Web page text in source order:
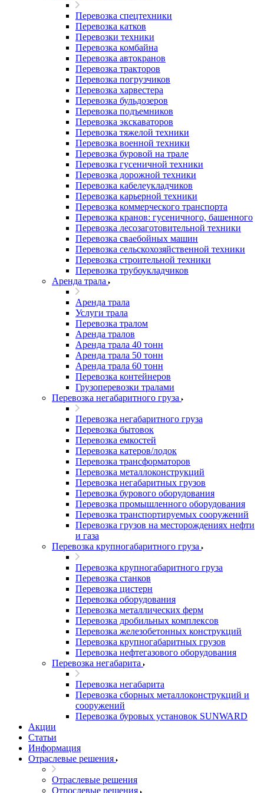
Перевозка спецтехники
Перевозка катков
Перевозки техники
Перевозка комбайна
Перевозка автокранов
Перевозка тракторов
Перевозка погрузчиков
Перевозка харвестера
Перевозка бульдозеров
Перевозка подъемников
Перевозка экскаваторов
Перевозка тяжелой техники
Перевозка военной техники
Перевозка буровой на трале
Перевозка гусеничной техники
Перевозка дорожной техники
Перевозка кабелеукладчиков
Перевозка карьерной техники
Перевозка коммерческого транспорта
Перевозка кранов: гусеничного, башенного
Перевозка лесозаготовительной техники
Перевозка сваебойных машин
Перевозка сельскохозяйственной техники
Перевозка строительной техники
Перевозка трубоукладчиков
Аренда трала
Аренда трала
Услуги трала
Перевозка тралом
Аренда тралов
Аренда трала 40 тонн
Аренда трала 50 тонн
Аренда трала 60 тонн
Перевозка контейнеров
Грузоперевозки тралами
Перевозка негабаритного груза
Перевозка негабаритного груза
Перевозка бытовок
Перевозка емкостей
Перевозка катеров/лодок
Перевозка трансформаторов
Перевозка металлоконструкций
Перевозка негабаритных грузов
Перевозка бурового оборудования
Перевозка промышленного оборудования
Перевозка транспортируемых сооружений
Перевозка грузов на месторождениях нефти
и газа
Перевозка крупногабаритного груза
Перевозка крупногабаритного груза
Перевозка станков
Перевозка цистерн
Перевозка оборудования
Перевозка металлических ферм
Перевозка дробильных комплексов
Перевозка железобетонных конструкций
Перевозка крупногабаритных грузов
Перевозка нефтегазового оборудования
Перевозка негабарита
Перевозка негабарита
Перевозка сборных металлоконструкций и
сооружений
Перевозка буровых установок SUNWARD
Акции
Статьи
Информация
Отраслевые решения
Отраслевые решения
Отрослевые решения